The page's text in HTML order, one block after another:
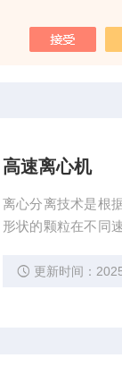
高速离心机
离心分离技术是根
形状的颗粒在不同
离血浆，从这些纯
更新时间：